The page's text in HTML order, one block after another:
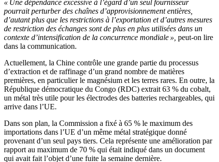
« Une dépendance excessive à l’égard d’un seul fournisseur
pourrait perturber des chaînes d’approvisionnement entières,
d’autant plus que les restrictions à l’exportation et d’autres mesures
de restriction des échanges sont de plus en plus utilisées dans un
contexte d’intensification de la concurrence mondiale », peut-on lire
dans la communication.
Actuellement, la Chine contrôle une grande partie du processus
d’extraction et de raffinage d’un grand nombre de matières
premières, en particulier le magnésium et les terres rares. En outre, la
République démocratique du Congo (RDC) extrait 63 % du cobalt,
un métal très utile pour les électrodes des batteries rechargeables, qui
arrive dans l’UE.
Dans son plan, la Commission a fixé à 65 % le maximum des
importations dans l’UE d’un même métal stratégique donné
provenant d’un seul pays tiers. Cela représente une amélioration par
rapport au maximum de 70 % qui était indiqué dans un document
qui avait fait l’objet d’une fuite la semaine dernière.